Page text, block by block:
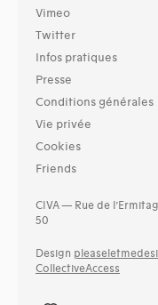
Vimeo
Twitter
Infos pratiques
Presse
Conditions générales
Vie privée
Cookies
Friends
CIVA — Rue de
50
Design
CollectiveAccess